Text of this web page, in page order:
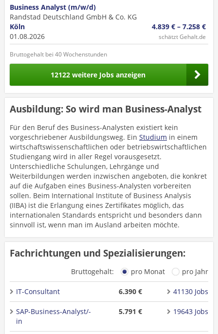
Business Analyst (m/w/d)
Randstad Deutschland GmbH & Co. KG
Köln
01.08.2026
4.839 € – 7.258 €
schätzt Gehalt.de
Bruttogehalt bei 40 Wochenstunden
12122 weitere Jobs anzeigen
Ausbildung: So wird man Business-Analyst
Für den Beruf des Business-Analysten existiert kein
vorgeschriebener Ausbildungsweg. Ein Studium in einem
wirtschaftswissenschaftlichen oder betriebswirtschaftlichen
Studiengang wird in aller Regel vorausgesetzt.
Unterschiedliche Schulungen, Lehrgänge und
Weiterbildungen werden inzwischen angeboten, die konkret
auf die Aufgaben eines Business-Analysten vorbereiten
sollen. Beim International Institute of Business Analysis
(IIBA) ist die Erlangung eines Zertifikates möglich, das
internationalen Standards entspricht und besonders dann
sinnvoll ist, wenn man im Ausland arbeiten möchte.
Fachrichtungen und Spezialisierungen:
Bruttogehalt: pro Monat pro Jahr
IT-Consultant 6.390 € 41130 Jobs
SAP-Business-Analyst/-
in
5.791 € 19643 Jobs